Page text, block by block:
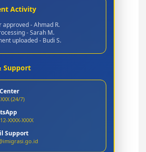
Activity
approved - Ahmad R.
- Sarah M.
uploaded - Budi S.
Support
(24/7)
XXXX-XXXX
Support